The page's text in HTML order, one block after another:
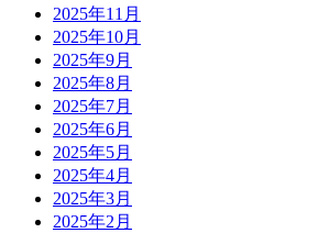
2025年11月
2025年10月
2025年9月
2025年8月
2025年7月
2025年6月
2025年5月
2025年4月
2025年3月
2025年2月